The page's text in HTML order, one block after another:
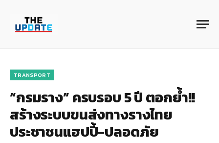
TRANSPORT
“กรมราง” ครบรอบ 5 ปี ตอกย้ำ!!
สร้างระบบขนส่งทางรางไทย
ประชาชนแฮปปี้-ปลอดภัย